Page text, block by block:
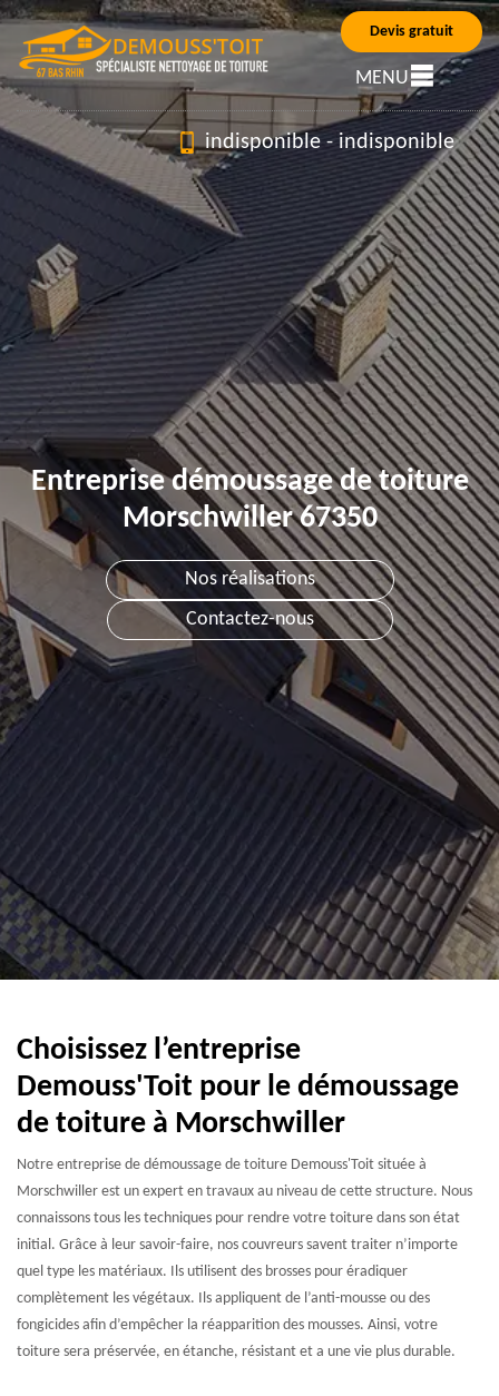
Devis gratuit
MENU
indisponible -indisponible
Entreprise démoussage de toiture
Morschwiller 67350
Nos réalisations
Contactez-nous
Choisissez l’entreprise
Demouss'Toit pour le démoussage
de toiture à Morschwiller
Notre entreprise de démoussage de toiture Demouss'Toit située à
Morschwiller est un expert en travaux au niveau de cette structure. Nous
connaissons tous les techniques pour rendre votre toiture dans son état
initial. Grâce à leur savoir-faire, nos couvreurs savent traiter n’importe
quel type les matériaux. Ils utilisent des brosses pour éradiquer
complètement les végétaux. Ils appliquent de l’anti-mousse ou des
fongicides afin d’empêcher la réapparition des mousses. Ainsi, votre
toiture sera préservée, en étanche, résistant et a une vie plus durable.